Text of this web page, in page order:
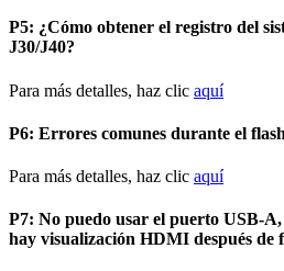
P5: ¿Cómo obtener el registro del
J30/J40?
Para más detalles, haz clic aquí
P6: Errores comunes durante el
Para más detalles, haz clic aquí
P7: No puedo usar el puerto USB-
hay visualización HDMI después de